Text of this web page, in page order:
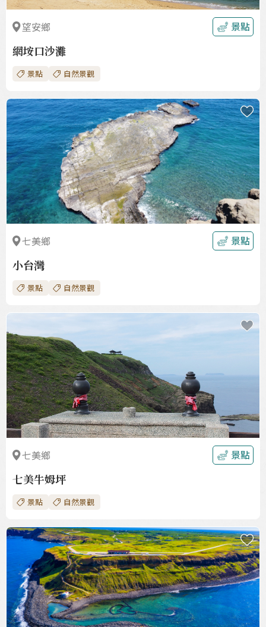
望安鄉 景點
網垵口沙灘
景點 自然景觀
收
藏
七美鄉 景點
小台灣
景點 自然景觀
收
七美鄉 景點
七美牛姆坪
景點 自然景觀
收
藏